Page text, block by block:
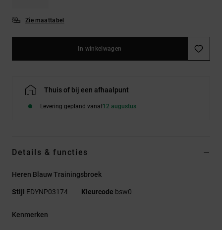
Zie maattabel
In winkelwagen
Thuis of bij een afhaalpunt
Levering gepland vanaf12 augustus
Details & functies
Heren Blauw Trainingsbroek
Stijl EDYNP03174 Kleurcode bsw0
Kenmerken